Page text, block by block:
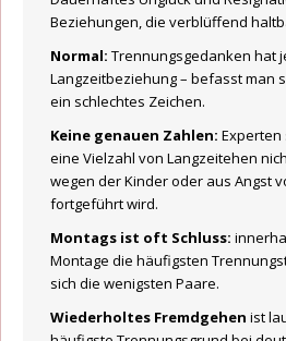
Beziehungen, die verblüffend
Normal: Trennungsgedanken hat
Langzeitbeziehung – befasst man
ein schlechtes Zeichen.
Keine genauen Zahlen: Experten
eine Vielzahl von Langzeitehen
wegen der Kinder oder aus Angst
fortgeführt wird.
Montags ist oft Schluss:
Montage die häufigsten
sich die wenigsten Paare.
Wiederholtes Fremdgehen ist